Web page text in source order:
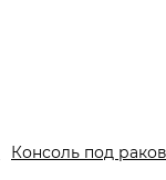
Консоль под